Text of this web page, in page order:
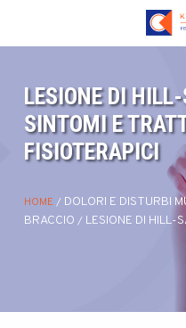
LESIONE DI
SINTOMI E
FISIOTERAPICI
HOME / DOLORI E DISTURBI
BRACCIO / LESIONE DI HILL-